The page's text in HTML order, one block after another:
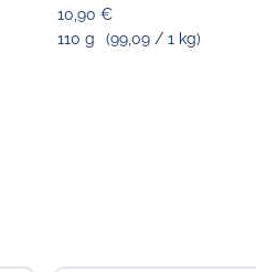
Lebensmittelunternehmer
Food & Non-Food GmbH
10,90 €
110 g
(99,09 / 1 kg)